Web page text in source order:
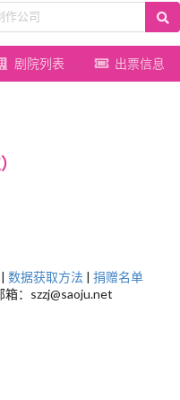
剧院列表 出票信息
| 数据获取方法 | 捐赠名单
：szzj@saoju.net